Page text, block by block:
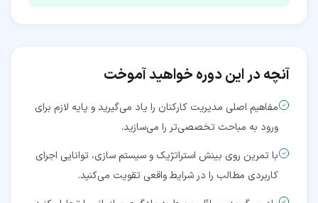
آنچه در این دوره خواهید آموخت
مفاهیم اصلی مدیریت کارکنان را یاد می‌گیرید و پایه لازم برای
ورود به مباحث تخصصی‌تر را می‌سازید.
با تمرین روی بینش استراتژیک و سیستم سازی، توانایی اجرای
کاربردی مطالب را در شرایط واقعی تقویت می‌کنید.